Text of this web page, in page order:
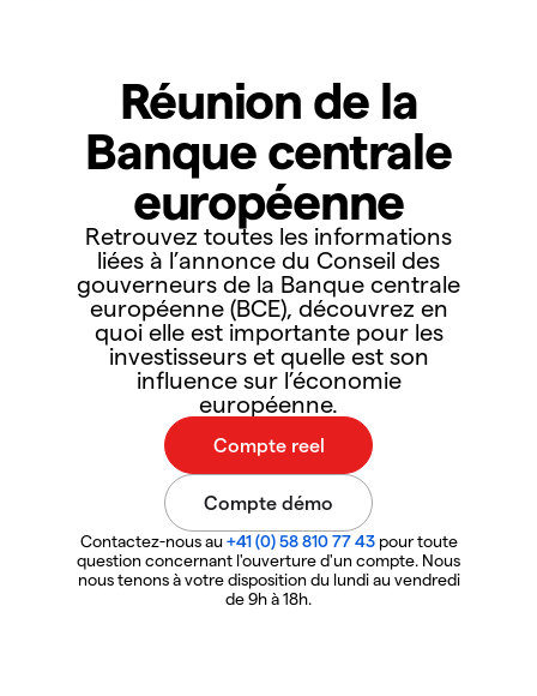
Réunion de la
Banque centrale
européenne
Retrouvez toutes les informations
liées à l’annonce du Conseil des
gouverneurs de la Banque centrale
européenne (BCE), découvrez en
quoi elle est importante pour les
investisseurs et quelle est son
influence sur l’économie
européenne.
Contactez-nous au +41 (0) 58 810 77 43pour toute
question concernant l'ouverture d'un compte. Nous
nous tenons à votre disposition du lundi au vendredi
de 9h à 18h.